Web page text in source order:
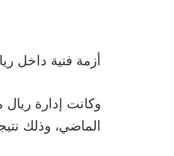
أزمة فنية داخل
وكانت إدارة
الماضي، وذلك